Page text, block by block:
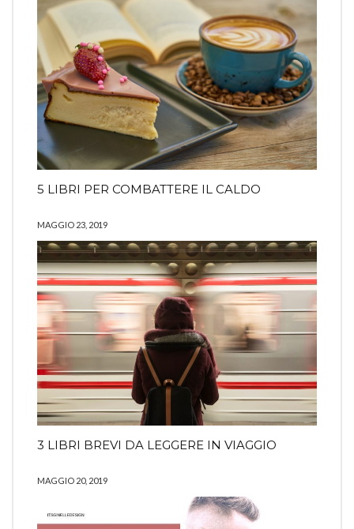
5 LIBRI PER COMBATTERE IL CALDO
MAGGIO 23, 2019
3 LIBRI BREVI DA LEGGERE IN VIAGGIO
MAGGIO 20, 2019